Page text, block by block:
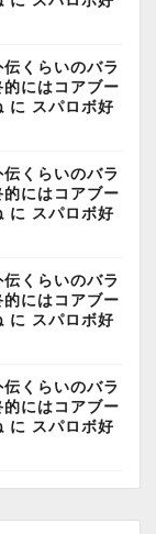
くらいのバラ
にはコアブー
に スパロボ好
くらいのバラ
にはコアブー
に スパロボ好
くらいのバラ
にはコアブー
に スパロボ好
くらいのバラ
にはコアブー
に スパロボ好